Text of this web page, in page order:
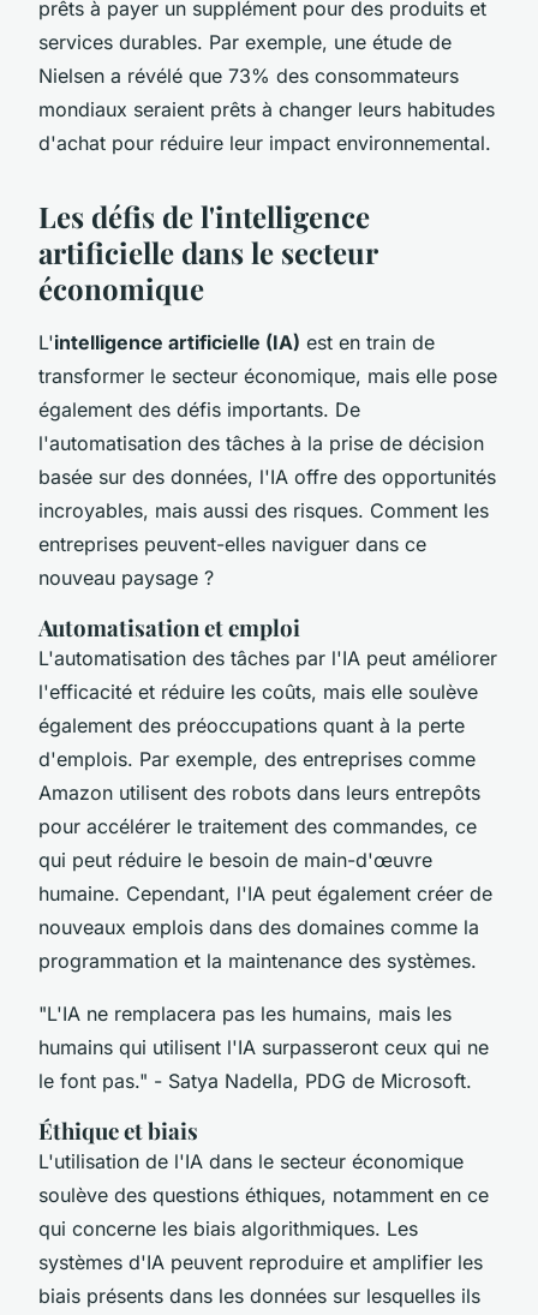
prêts à payer un supplément pour des produits et
services durables. Par exemple, une étude de
Nielsen a révélé que 73% des consommateurs
mondiaux seraient prêts à changer leurs habitudes
d'achat pour réduire leur impact environnemental.
Les défis de l'intelligence
artificielle dans le secteur
économique
L'intelligence artificielle (IA) est en train de
transformer le secteur économique, mais elle pose
également des défis importants. De
l'automatisation des tâches à la prise de décision
basée sur des données, l'IA offre des opportunités
incroyables, mais aussi des risques. Comment les
entreprises peuvent-elles naviguer dans ce
nouveau paysage ?
Automatisation et emploi
L'automatisation des tâches par l'IA peut améliorer
l'efficacité et réduire les coûts, mais elle soulève
également des préoccupations quant à la perte
d'emplois. Par exemple, des entreprises comme
Amazon utilisent des robots dans leurs entrepôts
pour accélérer le traitement des commandes, ce
qui peut réduire le besoin de main-d'œuvre
humaine. Cependant, l'IA peut également créer de
nouveaux emplois dans des domaines comme la
programmation et la maintenance des systèmes.
"L'IA ne remplacera pas les humains, mais les
humains qui utilisent l'IA surpasseront ceux qui ne
le font pas." - Satya Nadella, PDG de Microsoft.
Éthique et biais
L'utilisation de l'IA dans le secteur économique
soulève des questions éthiques, notamment en ce
qui concerne les biais algorithmiques. Les
systèmes d'IA peuvent reproduire et amplifier les
biais présents dans les données sur lesquelles ils